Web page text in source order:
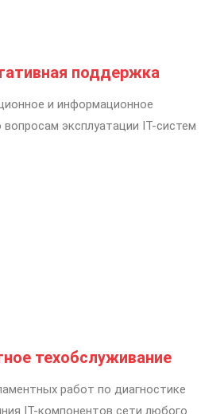
поддержка
и информационное
эксплуатации IТ-систем
техобслуживание
работ по диагностике
IТ-компонентов сети любого